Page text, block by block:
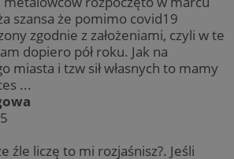
szansa że pomimo covid19
zgodnie z założeniami, czyli w te
dopiero pół roku. Jak na
miasta i tzw sił własnych to mamy
...
źle liczę to mi rozjaśnisz?. Jeśli